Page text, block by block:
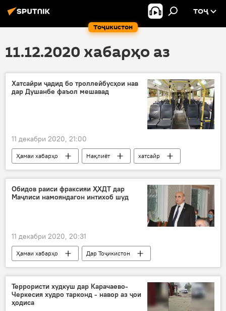
Тоҷикистон
ТОҶ
11.12.2020 хабарҳо аз
Хатсайри ҷадид бо троллейбусҳои нав
дар Душанбе фаъол мешавад
11 декабри 2020, 21:00
Ҳамаи хабарҳо Нақлиёт
хатсайр
Дар Тоҷикистон
Душанбе
Обидов раиси фраксияи ҲХДТ дар
Маҷлиси намояндагон интихоб шуд
11 декабри 2020, 20:31
Ҳамаи хабарҳо
Дар Тоҷикистон
Сиёсат
ҲХДТ
Террористи худкуш дар Карачаево-
Черкесия худро тарконд - навор аз ҷои
ҳодиса